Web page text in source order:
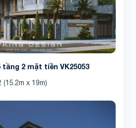
2 mặt tiền VK25053
(15.2m x 19m)